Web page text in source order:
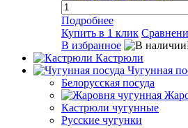
Подробнее
Купить в 1 клик
В избранное
Кастрюли
Чугунная
Белорусская посуда
Кастрюли чугунные
Русские чугунки